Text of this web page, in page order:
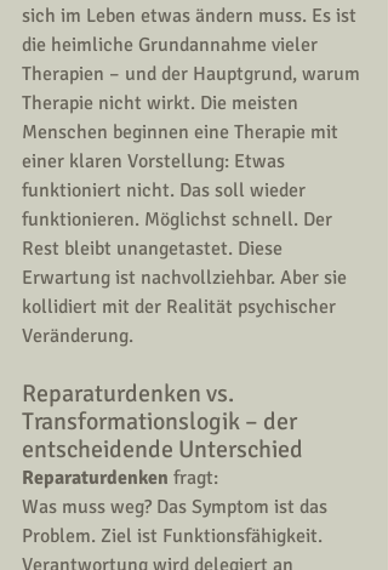
sich im Leben etwas ändern muss. Es ist
die heimliche Grundannahme vieler
Therapien – und der Hauptgrund, warum
Therapie nicht wirkt. Die meisten
Menschen beginnen eine Therapie mit
einer klaren Vorstellung: Etwas
funktioniert nicht. Das soll wieder
funktionieren. Möglichst schnell. Der
Rest bleibt unangetastet. Diese
Erwartung ist nachvollziehbar. Aber sie
kollidiert mit der Realität psychischer
Veränderung.
Reparaturdenken vs.
Transformationslogik – der
entscheidende Unterschied
Reparaturdenken fragt:
Was muss weg? Das Symptom ist das
Problem. Ziel ist Funktionsfähigkeit.
Verantwortung wird delegiert an